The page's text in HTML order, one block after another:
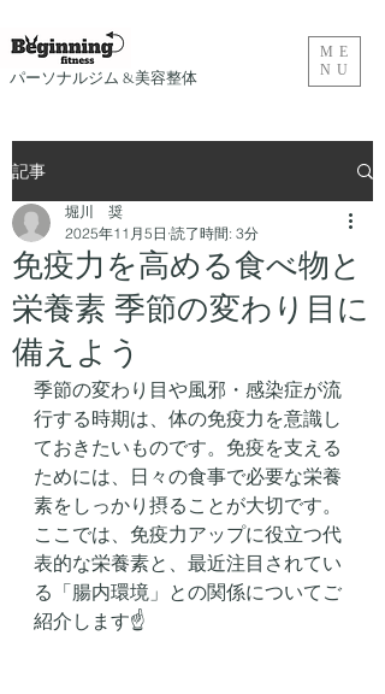
​パーソナルジム &美容整体
ME
NU
記事
免疫力を高める食べ物と
栄養素 季節の変わり目に
備えよう
堀川 奨
2025年11月5日 読了時間: 3分
季節の変わり目や風邪・感染症が流
行する時期は、体の免疫力を意識し
ておきたいものです。免疫を支える
ためには、日々の食事で必要な栄養
素をしっかり摂ることが大切です。
ここでは、免疫力アップに役立つ代
表的な栄養素と、最近注目されてい
る「腸内環境」との関係についてご
紹介します☝️